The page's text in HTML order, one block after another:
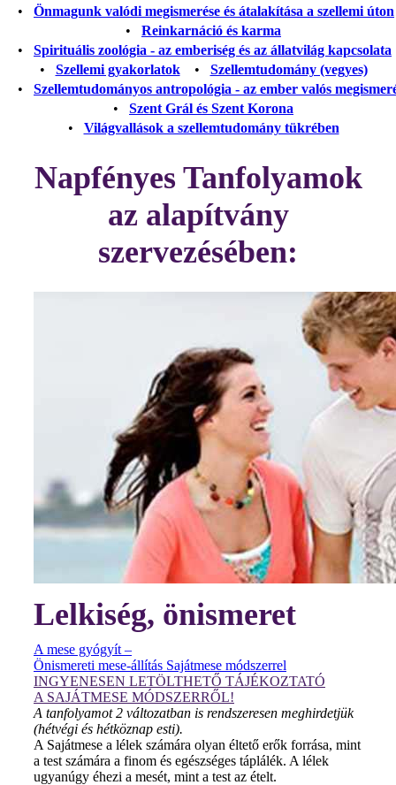
• Önmagunk valódi megismerése és átalakítása a szellemi úton
• Reinkarnáció és karma
• Spirituális zoológia - az emberiség és az állatvilág kapcsolata
• Szellemi gyakorlatok• Szellemtudomány (vegyes)
• Szellemtudományos antropológia - az ember valós
• Szent Grál és Szent Korona
• Világvallások a szellemtudomány tükrében
Napfényes Tanfolyamok
az alapítvány
szervezésében:
Lelkiség, önismeret
A mese gyógyít –
Önismereti mese-állítás Sajátmese módszerrel
INGYENESEN LETÖLTHETŐ TÁJÉKOZTATÓ
A SAJÁTMESE MÓDSZERRŐL!
A tanfolyamot 2 változatban is rendszeresen meghirdetjük
(hétvégi és hétköznap esti).
A Sajátmese a lélek számára olyan éltető erők forrása, mint
a test számára a finom és egészséges táplálék. A lélek
ugyanúgy éhezi a mesét, mint a test az ételt.